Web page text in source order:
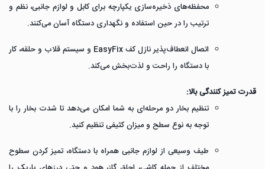
محفظه‌های ذخیره‌سازی یکپارچه برای کابل و لوازم جانبی، نظم و
ترتیب را در حین استفاده و نگهداری دستگاه آسان می‌کنند.
اتصال انعطاف‌پذیر نازل کف EasyFix و سیستم قلاب و حلقه، کار
با دستگاه را راحت و لذت‌بخش می‌کند.
قدرت تمیز کنندگی بالا:
تنظیم بخار دو مرحله‌ای به شما امکان می‌دهد تا شدت بخار را با
توجه به نوع سطح و میزان کثیفی تنظیم کنید.
طیف وسیعی از لوازم جانبی همراه با دستگاه، تمیز کردن سطوح